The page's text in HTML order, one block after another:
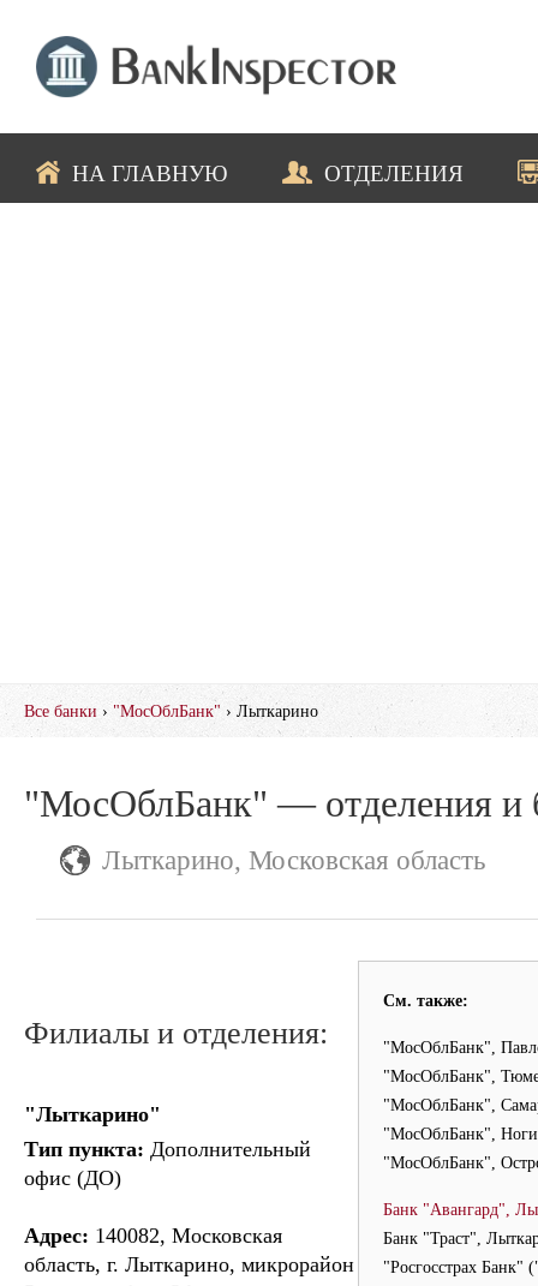
НА ГЛАВНУЮ ОТДЕЛЕНИЯ
Все банки › "МосОблБанк" › Лыткарино
"МосОблБанк" — отделения и
Лыткарино, Московская область
См. также:
"МосОблБанк",
"МосОблБанк",
"МосОблБанк",
"МосОблБанк",
"МосОблБанк",
Банк "Авангард",
Банк "Траст",
"Росгосстрах Банк"
Филиалы и отделения:
"Лыткарино"
Тип пункта: Дополнительный
офис (ДО)
Адрес: 140082, Московская
область, г. Лыткарино, микрорайон